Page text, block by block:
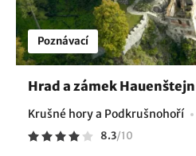
Poznávací
Hrad a zámek Hauenštejn
Krušné hory a Podkrušnohoří
8.3/10